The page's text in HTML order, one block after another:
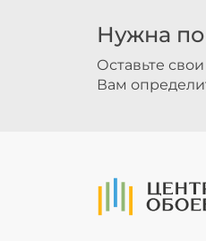
Нужна
Оставьте
Вам
На Главную